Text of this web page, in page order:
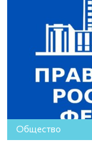
Общество